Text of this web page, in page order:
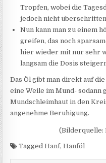
Tropfen, wobei die
jedoch nicht
Nun kann man zu einem
greifen, das noch
hier wieder mit nur sehr
langsam die Dosis
Das Öl gibt man direkt auf
eine Weile im Mund- sodann
Mundschleimhaut in den
angenehme Beruhigung.
(Bilderquelle:
TaggedHanf,Hanföl